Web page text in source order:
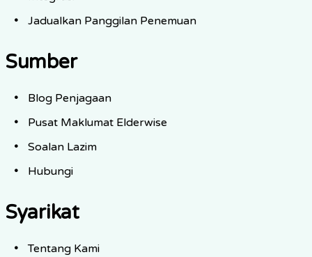
Jadualkan Panggilan Penemuan
Sumber
Blog Penjagaan
Pusat Maklumat Elderwise
Soalan Lazim
Hubungi
Syarikat
Tentang Kami